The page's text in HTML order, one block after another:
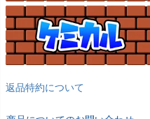
返品特約について